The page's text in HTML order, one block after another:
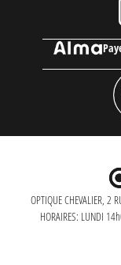
OPTIQUE CHEVALIER, 2
HORAIRES: LUNDI